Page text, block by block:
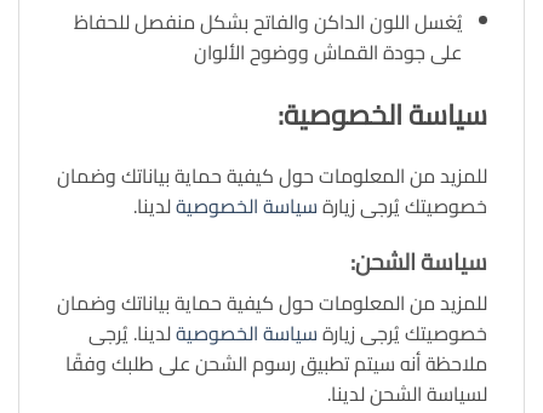
يُغسل اللون الداكن والفاتح بشكل منفصل للحفاظ
على جودة القماش ووضوح الألوان
سياسة الخصوصية:
للمزيد من المعلومات حول كيفية حماية بياناتك وضمان
خصوصيتك يُرجى زيارةسياسة الخصوصيةلدينا.
سياسة الشحن:
للمزيد من المعلومات حول كيفية حماية بياناتك وضمان
خصوصيتك يُرجى زيارةسياسة الخصوصيةلدينا. يُرجى
ملاحظة أنه سيتم تطبيق رسوم الشحن على طلبك وفقًا
لسياسة الشحن لدينا.